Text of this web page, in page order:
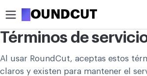
ROUNDCUT
Recortar imagen
Términos de
Al usar RoundCut, aceptas estos
claros y existen para mantener el